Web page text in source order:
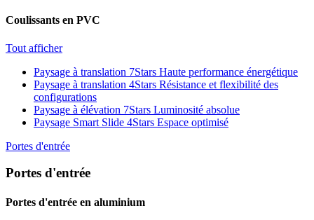
Coulissants en PVC
Tout afficher
Paysage à translation 7Stars Haute performance énergétique
Paysage à translation 4Stars Résistance et flexibilité des
configurations
Paysage à élévation 7Stars Luminosité absolue
Paysage Smart Slide 4Stars Espace optimisé
Portes d'entrée
Portes d'entrée
Portes d'entrée en aluminium